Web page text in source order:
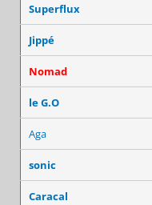
Superflux
Jippé
Nomad
le G.O
Aga
sonic
Caracal